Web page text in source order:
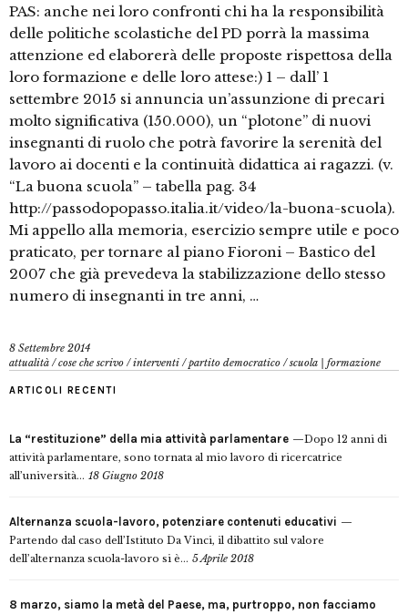
PAS: anche nei loro confronti chi ha la responsibilità
delle politiche scolastiche del PD porrà la massima
attenzione ed elaborerà delle proposte rispettosa della
loro formazione e delle loro attese:) 1 – dall’ 1
settembre 2015 si annuncia un’assunzione di precari
molto significativa (150.000), un “plotone” di nuovi
insegnanti di ruolo che potrà favorire la serenità del
lavoro ai docenti e la continuità didattica ai ragazzi. (v.
“La buona scuola” – tabella pag. 34
http://passodopopasso.italia.it/video/la-buona-scuola).
Mi appello alla memoria, esercizio sempre utile e poco
praticato, per tornare al piano Fioroni – Bastico del
2007 che già prevedeva la stabilizzazione dello stesso
numero di insegnanti in tre anni, …
8 Settembre 2014
attualità /cose che scrivo /interventi /partito democratico /scuola | formazione
ARTICOLI RECENTI
La “restituzione” della mia attività parlamentare
Dopo 12 anni di
attività parlamentare, sono tornata al mio lavoro di ricercatrice
all’università... 18 Giugno 2018
Alternanza scuola-lavoro, potenziare contenuti educativi
Partendo dal caso dell’Istituto Da Vinci, il dibattito sul valore
dell’alternanza scuola-lavoro si è... 5 Aprile 2018
8 marzo, siamo la metà del Paese, ma, purtroppo, non facciamo